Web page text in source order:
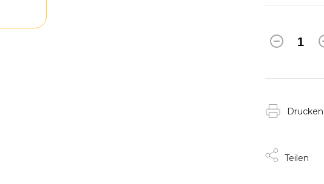
Drucken
Teilen